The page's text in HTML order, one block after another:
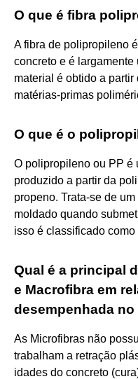
O que é fibra
A fibra de polipropileno
concreto e é
material é obtido a
matérias-primas
O que é o
O polipropileno ou PP é
produzido a partir da
propeno. Trata-se de
moldado quando
isso é classificado
Qual é a principal
e Macrofibra em
desempenhada
As Microfibras não
trabalham a retração
idades do concreto